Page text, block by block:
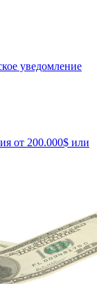
уведомление
от 200.000$ или